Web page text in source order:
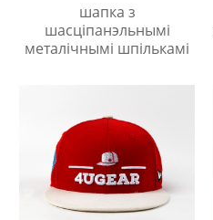
шапка з
шасціпанэльнымі
металічнымі шпількамі